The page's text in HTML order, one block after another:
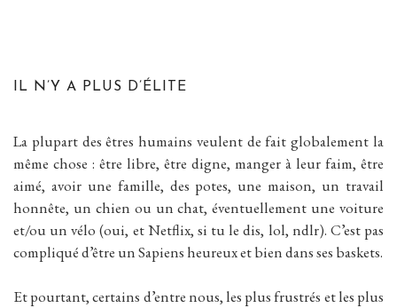
IL N’Y A PLUS D’ÉLITE
La plupart des êtres humains veulent de fait globalement la
même chose : être libre, être digne, manger à leur faim, être
aimé, avoir une famille, des potes, une maison, un travail
honnête, un chien ou un chat, éventuellement une voiture
et/ou un vélo (oui, et Netflix, si tu le dis, lol, ndlr). C’est pas
compliqué d’être un Sapiens heureux et bien dans ses baskets.
Et pourtant, certains d’entre nous, les plus frustrés et les plus